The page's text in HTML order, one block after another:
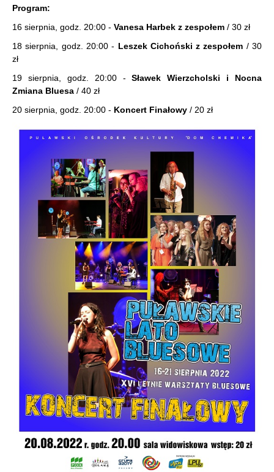
Program:
16 sierpnia, godz. 20:00 - Vanesa Harbek z zespołem / 30 zł
18 sierpnia, godz. 20:00 - Leszek Cichoński z zespołem / 30
zł
19 sierpnia, godz. 20:00 -Sławek Wierzcholski i Nocna
Zmiana Bluesa / 40 zł
20 sierpnia, godz. 20:00 - Koncert Finałowy / 20 zł